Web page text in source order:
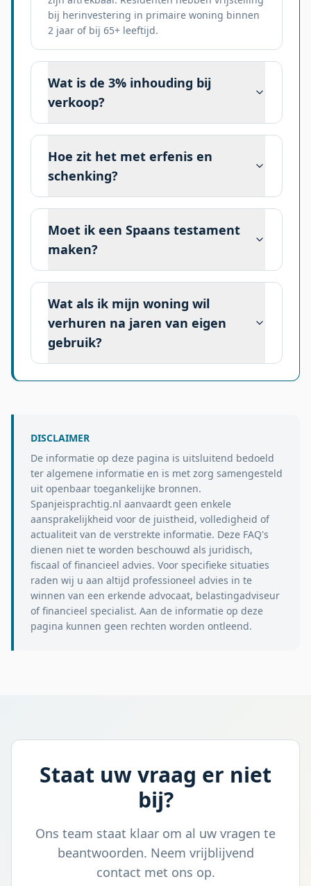
bij herinvestering in primaire woning binnen
2 jaar of bij 65+ leeftijd.
Wat is de 3% inhouding bij
verkoop?
Hoe zit het met erfenis en
schenking?
Moet ik een Spaans testament
maken?
Wat als ik mijn woning wil
verhuren na jaren van eigen
gebruik?
DISCLAIMER
De informatie op deze pagina is uitsluitend bedoeld
ter algemene informatie en is met zorg samengesteld
uit openbaar toegankelijke bronnen.
Spanjeisprachtig.nl aanvaardt geen enkele
aansprakelijkheid voor de juistheid, volledigheid of
actualiteit van de verstrekte informatie. Deze FAQ's
dienen niet te worden beschouwd als juridisch,
fiscaal of financieel advies. Voor specifieke situaties
raden wij u aan altijd professioneel advies in te
winnen van een erkende advocaat, belastingadviseur
of financieel specialist. Aan de informatie op deze
pagina kunnen geen rechten worden ontleend.
Staat uw vraag er niet
bij?
Ons team staat klaar om al uw vragen te
beantwoorden. Neem vrijblijvend
contact met ons op.